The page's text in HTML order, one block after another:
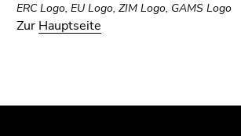
ERC Logo, EU Logo, ZIM Logo, GAMS Logo
Zur Hauptseite
des
dieses
dieses